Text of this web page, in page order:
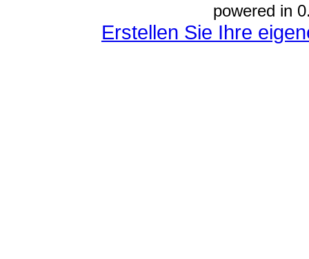
powered in
Erstellen Sie Ihre